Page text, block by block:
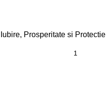
Prosperitate si Protectie